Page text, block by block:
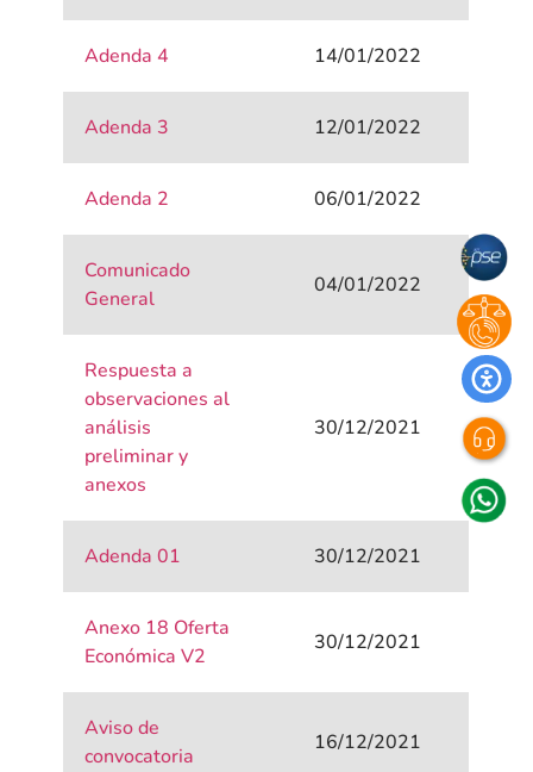
Adenda 4 14/01/2022
Adenda 3 12/01/2022
Adenda 2 06/01/2022
Comunicado
General
04/01/2022
Respuesta a
observaciones al
análisis
preliminar y
anexos
30/12/2021
Adenda 01 30/12/2021
Anexo 18 Oferta
Económica V2
30/12/2021
Aviso de
convocatoria
16/12/2021